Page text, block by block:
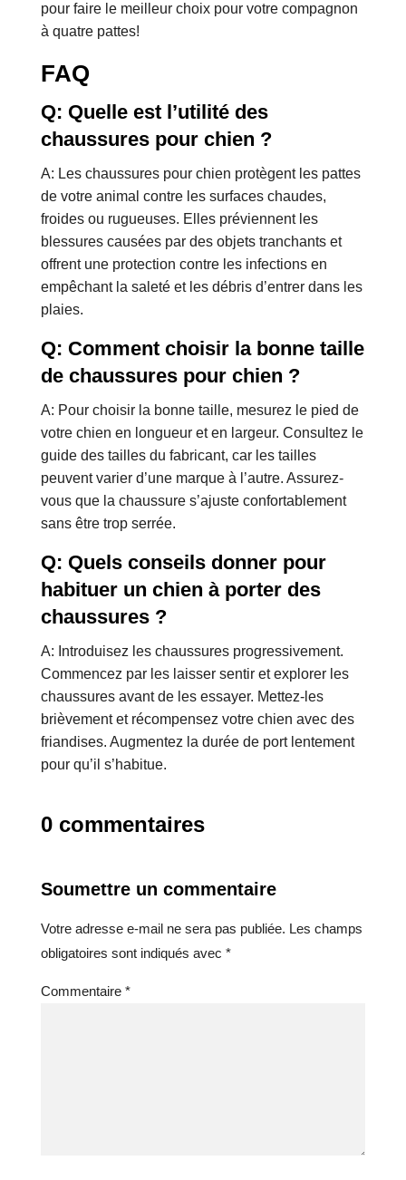
pour faire le meilleur choix pour votre compagnon
à quatre pattes!
FAQ
Q: Quelle est l’utilité des
chaussures pour chien ?
A: Les chaussures pour chien protègent les pattes
de votre animal contre les surfaces chaudes,
froides ou rugueuses. Elles préviennent les
blessures causées par des objets tranchants et
offrent une protection contre les infections en
empêchant la saleté et les débris d’entrer dans les
plaies.
Q: Comment choisir la bonne taille
de chaussures pour chien ?
A: Pour choisir la bonne taille, mesurez le pied de
votre chien en longueur et en largeur. Consultez le
guide des tailles du fabricant, car les tailles
peuvent varier d’une marque à l’autre. Assurez-
vous que la chaussure s’ajuste confortablement
sans être trop serrée.
Q: Quels conseils donner pour
habituer un chien à porter des
chaussures ?
A: Introduisez les chaussures progressivement.
Commencez par les laisser sentir et explorer les
chaussures avant de les essayer. Mettez-les
brièvement et récompensez votre chien avec des
friandises. Augmentez la durée de port lentement
pour qu’il s’habitue.
0 commentaires
Soumettre un commentaire
Votre adresse e-mail ne sera pas publiée. Les champs
obligatoires sont indiqués avec *
Commentaire *